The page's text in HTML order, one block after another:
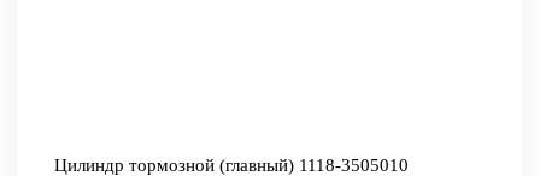
Цилиндр тормозной (главный) 1118-3505010